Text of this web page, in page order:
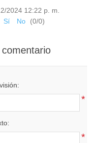
2024 12:22 p. m.
Sí No (0/0)
*
*